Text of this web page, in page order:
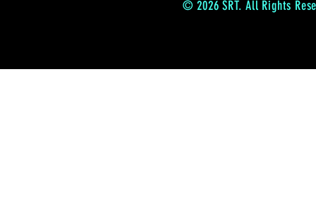
© 2026 SRT. All Rights